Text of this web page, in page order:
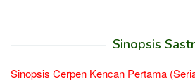
Sinopsis
Sinopsis Cerpen Kencan Pertama